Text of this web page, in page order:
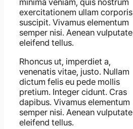
minima veniam, quis nostrum
exercitationem ullam corporis
suscipit. Vivamus elementum
semper nisi. Aenean vulputate
eleifend tellus.
Rhoncus ut, imperdiet a,
venenatis vitae, justo. Nullam
dictum felis eu pede mollis
pretium. Integer cidunt. Cras
dapibus. Vivamus elementum
semper nisi. Aenean vulputate
eleifend tellus.